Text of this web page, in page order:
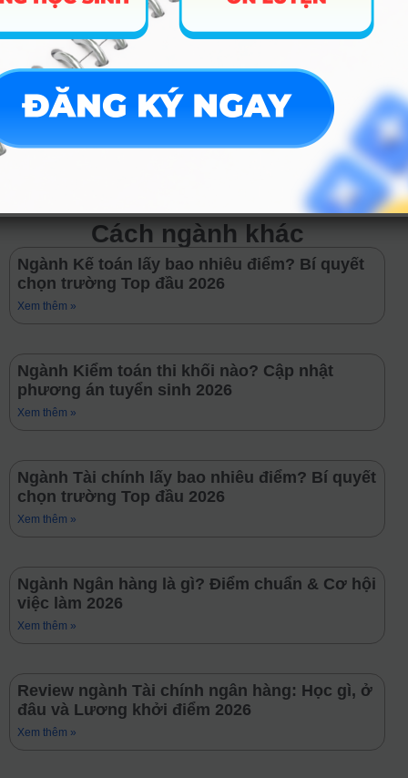
nghệ thuật, trường quốc tế hoặc dạy tư gia
(gia sư âm nhạc) – Mức lương khởi điểm
tham khảo: 15 – 25 triệu/tháng (thu nhập
thường tính theo giờ dạy, từ 250.000đ –
800.000đ/giờ).
TIẾP THEO
Cách ngành khác
Ngành Kế toán lấy bao nhiêu điểm? Bí quyết
chọn trường Top đầu 2026
Xem thêm »
Ngành Kiểm toán thi khối nào? Cập nhật
phương án tuyển sinh 2026
Xem thêm »
Ngành Tài chính lấy bao nhiêu điểm? Bí quyết
chọn trường Top đầu 2026
Xem thêm »
Ngành Ngân hàng là gì? Điểm chuẩn & Cơ hội
việc làm 2026
Xem thêm »
Review ngành Tài chính ngân hàng: Học gì, ở
đâu và Lương khởi điểm 2026
Xem thêm »